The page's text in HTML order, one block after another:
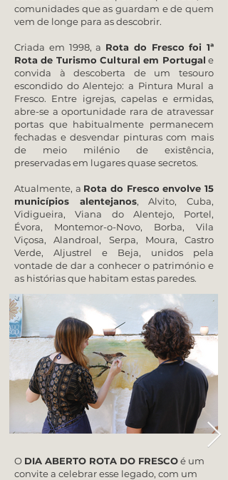
comunidades que as guardam e de quem
vem de longe para as descobrir.
Criada em 1998, a Rota do Fresco foi 1ª
Rota de Turismo Cultural em Portugal e
convida à descoberta de um tesouro
escondido do Alentejo: a Pintura Mural a
Fresco. Entre igrejas, capelas e ermidas,
abre-se a oportunidade rara de atravessar
portas que habitualmente permanecem
fechadas e desvendar pinturas com mais
de meio milénio de existência,
preservadas em lugares quase secretos.
Atualmente, a Rota do Fresco envolve 15
municípios alentejanos, Alvito, Cuba,
Vidigueira, Viana do Alentejo, Portel,
Évora, Montemor-o-Novo, Borba, Vila
Viçosa, Alandroal, Serpa, Moura, Castro
Verde, Aljustrel e Beja, unidos pela
vontade de dar a conhecer o património e
as histórias que habitam estas paredes.
O DIA ABERTO ROTA DO FRESCOé um
convite a celebrar esse legado, com um